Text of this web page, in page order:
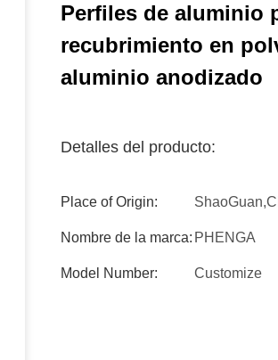
Perfiles de aluminio
recubrimiento en
aluminio anodizado
Detalles del producto:
Place of Origin:
Nombre de la marca: PHENGA
Model Number: Customize